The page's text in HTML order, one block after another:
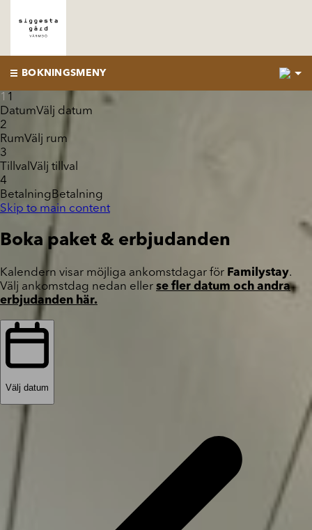
BOKNINGSMENY
1 1
DatumVälj datum
2
RumVälj rum
3
Tillval Välj tillval
4
Betalning Betalning
Skip to main content
Boka paket & erbjudanden
Kalendern visar möjliga ankomstdagar för Familystay.
Välj ankomstdag nedan eller se fler datum och andra
erbjudanden här.
Välj datum